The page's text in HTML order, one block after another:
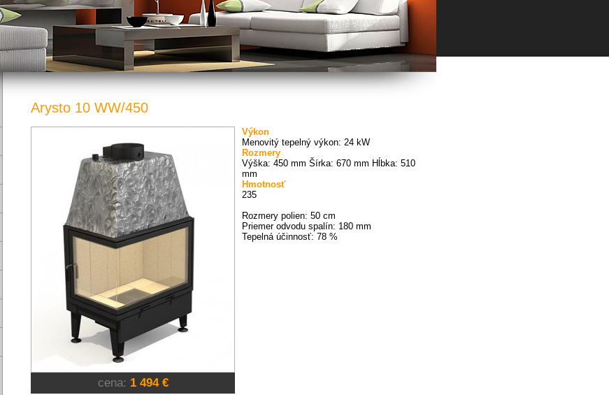
Arysto 10 WW/450
cena: 1 494 €
Výkon
Menovitý tepelný výkon: 24 kW
Rozmery
Výška: 450 mm Šírka: 670 mm Hĺbka: 510
mm
Hmotnosť
235
Rozmery polien: 50 cm
Priemer odvodu spalín: 180 mm
Tepelná účinnosť: 78 %